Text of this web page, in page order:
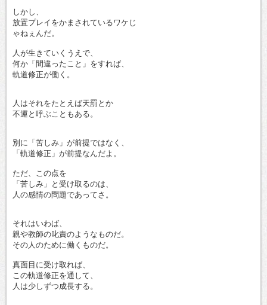
しかし、
放置プレイをかまされているワケじ
ゃねぇんだ。
人が生きていくうえで、
何か「間違ったこと」をすれば、
軌道修正が働く。
人はそれをたとえば天罰とか
不運と呼ぶこともある。
別に「苦しみ」が前提ではなく、
「軌道修正」が前提なんだよ。
ただ、この点を
「苦しみ」と受け取るのは、
人の感情の問題であってさ。
それはいわば、
親や教師の叱責のようなものだ。
その人のために働くものだ。
真面目に受け取れば、
この軌道修正を通して、
人は少しずつ成長する。